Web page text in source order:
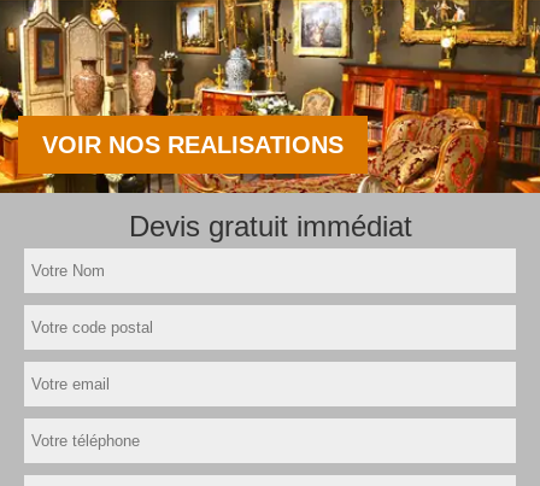
VOIR NOS REALISATIONS
Devis gratuit immédiat